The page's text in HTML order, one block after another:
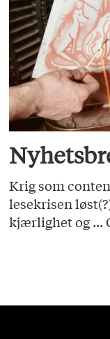
Krig som
lesekrisen
kjærlighet og ...